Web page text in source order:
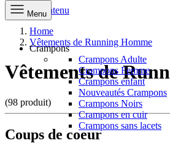
Aller au contenu
Menu
Crampons
Crampons Adulte
Crampons Femme
Crampons enfant
Nouveautés Crampons
Crampons Noirs
Crampons en cuir
Crampons sans lacets
Home
Vêtements de Running Homme
Vêtements de
(98 produit)
Coups de coeur